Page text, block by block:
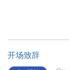
开场致辞